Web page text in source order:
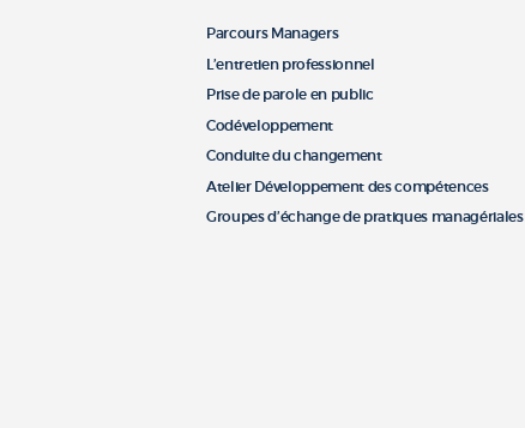
Parcours Managers
L’entretien professionnel
Prise de parole en public
Codéveloppement
Conduite du changement
Atelier Développement des compétences
Groupes d’échange de pratiques managériales